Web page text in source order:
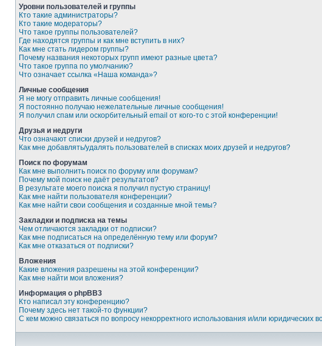
Уровни пользователей и группы
Кто такие администраторы?
Кто такие модераторы?
Что такое группы пользователей?
Где находятся группы и как мне вступить в них?
Как мне стать лидером группы?
Почему названия некоторых групп имеют разные цвета?
Что такое группа по умолчанию?
Что означает ссылка «Наша команда»?
Личные сообщения
Я не могу отправить личные сообщения!
Я постоянно получаю нежелательные личные сообщения!
Я получил спам или оскорбительный email от кого-то с этой конференции!
Друзья и недруги
Что означают списки друзей и недругов?
Как мне добавлять/удалять пользователей в списках моих друзей и недругов?
Поиск по форумам
Как мне выполнить поиск по форуму или форумам?
Почему мой поиск не даёт результатов?
В результате моего поиска я получил пустую страницу!
Как мне найти пользователя конференции?
Как мне найти свои сообщения и созданные мной темы?
Закладки и подписка на темы
Чем отличаются закладки от подписки?
Как мне подписаться на определённую тему или форум?
Как мне отказаться от подписки?
Вложения
Какие вложения разрешены на этой конференции?
Как мне найти мои вложения?
Информация о phpBB3
Кто написал эту конференцию?
Почему здесь нет такой-то функции?
С кем можно связаться по вопросу некорректного использования и/или юридических